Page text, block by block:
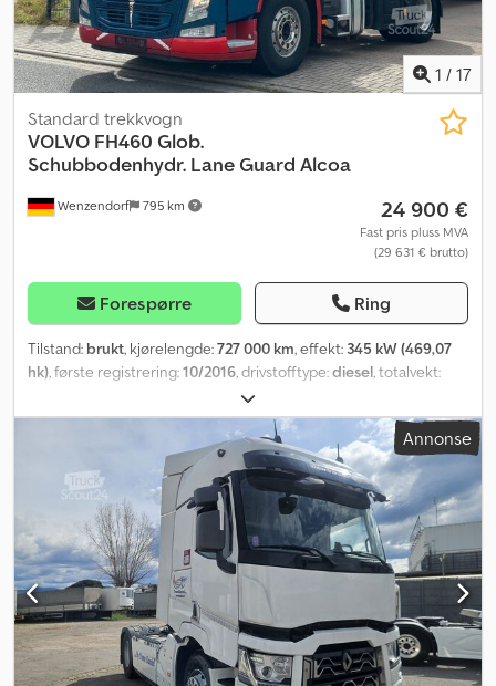
1 / 17
Wenzendorf 795 km
Standard trekkvogn
VOLVO FH460 Glob.
Schubbodenhydr. Lane Guard Alcoa
24 900 €
Fast pris pluss MVA
(29 631 € brutto)
Forespørre Ring
Tilstand: brukt, kjørelengde:727 000 km, effekt: 345 kW (469,07
hk), første registrering:10/2016, drivstofftype:diesel, totalvekt:
2 aksler
utslippsklasse:Euro 6, Byggeår:2016, Utstyr:ABS, aircondition,
elektronisk stabilitetsprogram (ESP), parkeringsvarmer,
Annonse